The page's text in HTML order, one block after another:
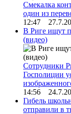
Смекалка
один из
12:47
В Риге ищут
(видео)
Сотрудники
Госполиции
14:56
Гибель
отправили в